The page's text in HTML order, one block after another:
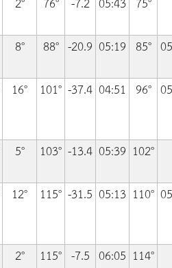
8° 88° -20.9 05:19 85°
16° 101° -37.4 04:51 96°
5° 103° -13.4 05:39 102°
12° 115° -31.5 05:13 110°
2° 115° -7.5 06:05 114°